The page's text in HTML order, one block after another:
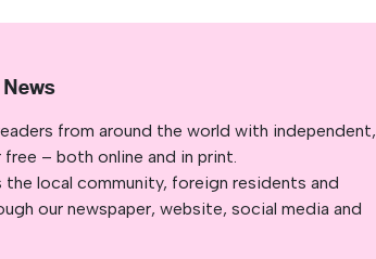
from around the world with independent,
– both online and in print.
local community, foreign residents and
our newspaper, website, social media and